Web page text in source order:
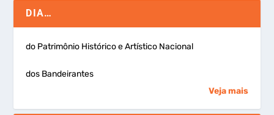
DIA…
do Patrimônio Histórico e Artístico Nacional
dos Bandeirantes
Veja mais